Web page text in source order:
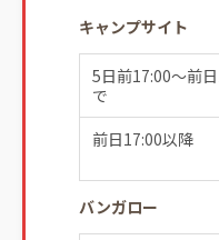
キャンプサイト
5日前17:00～前
で
前日17:00以降
バンガロー